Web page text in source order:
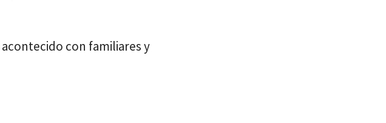
con familiares y